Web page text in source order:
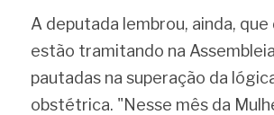
A deputada lembrou, ainda, que
estão tramitando na
pautadas na superação da
obstétrica. "Nesse mês da